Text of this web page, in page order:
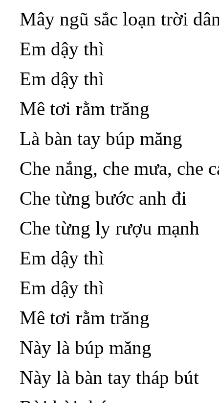
Mây ngũ sắc loạn trời
Em dậy thì
Em dậy thì
Mê tơi rằm trăng
Là bàn tay búp măng
Che nắng, che mưa, che
Che từng bước anh đi
Che từng ly rượu mạnh
Em dậy thì
Em dậy thì
Mê tơi rằm trăng
Này là búp măng
Này là bàn tay tháp bút